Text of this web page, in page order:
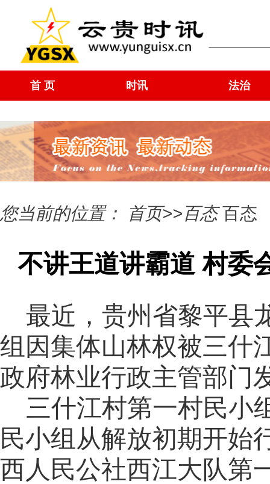
首 页 时讯 法治
您当前的位置： 首页>>百态 百态
不讲王道讲霸道 村委
最近，贵州省黎平县
组因集体山林权被三什
政府林业行政主管部门
三什江村第一村民小
民小组从解放初期开始
西人民公社西江大队第